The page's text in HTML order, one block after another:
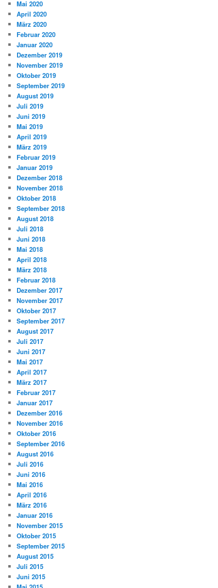
Mai 2020
April 2020
März 2020
Februar 2020
Januar 2020
Dezember 2019
November 2019
Oktober 2019
September 2019
August 2019
Juli 2019
Juni 2019
Mai 2019
April 2019
März 2019
Februar 2019
Januar 2019
Dezember 2018
November 2018
Oktober 2018
September 2018
August 2018
Juli 2018
Juni 2018
Mai 2018
April 2018
März 2018
Februar 2018
Dezember 2017
November 2017
Oktober 2017
September 2017
August 2017
Juli 2017
Juni 2017
Mai 2017
April 2017
März 2017
Februar 2017
Januar 2017
Dezember 2016
November 2016
Oktober 2016
September 2016
August 2016
Juli 2016
Juni 2016
Mai 2016
April 2016
März 2016
Januar 2016
November 2015
Oktober 2015
September 2015
August 2015
Juli 2015
Juni 2015